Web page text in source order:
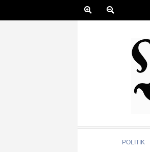
POLITIK